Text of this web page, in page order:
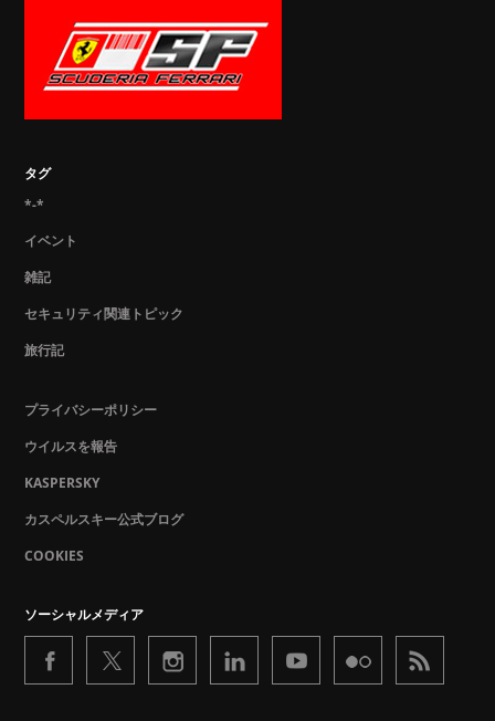
タグ
*-*
イベント
雑記
セキュリティ関連トピック
旅行記
プライバシーポリシー
ウイルスを報告
KASPERSKY
カスペルスキー公式ブログ
COOKIES
ソーシャルメディア